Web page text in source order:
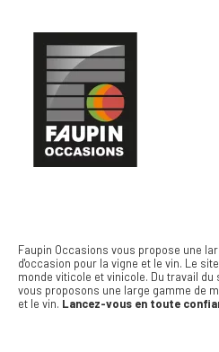
Faupin Occasions vous propose une
d'occasion pour la vigne et le vin. Le
monde viticole et vinicole. Du travail
vous proposons une large gamme de
et le vin. Lancez-vous en toute